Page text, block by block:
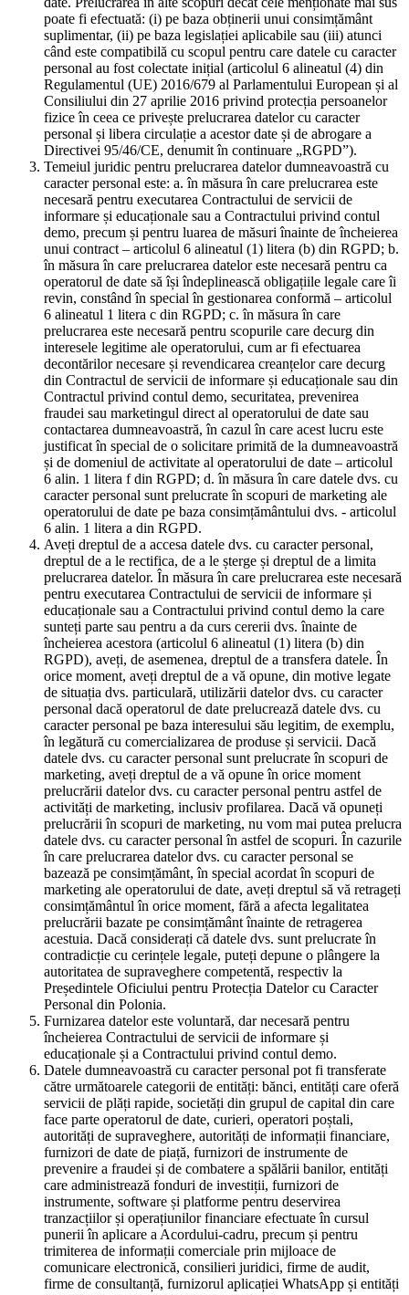
poate fi efectuată: (i) pe baza obținerii unui consimțământ
suplimentar, (ii) pe baza legislației aplicabile sau (iii) atunci
când este compatibilă cu scopul pentru care datele cu caracter
personal au fost colectate inițial (articolul 6 alineatul (4) din
Regulamentul (UE) 2016/679 al Parlamentului European și al
Consiliului din 27 aprilie 2016 privind protecția persoanelor
fizice în ceea ce privește prelucrarea datelor cu caracter
personal și libera circulație a acestor date și de abrogare a
Directivei 95/46/CE, denumit în continuare „RGPD”).
Temeiul juridic pentru prelucrarea datelor dumneavoastră cu
caracter personal este: a. în măsura în care prelucrarea este
necesară pentru executarea Contractului de servicii de
informare și educaționale sau a Contractului privind contul
demo, precum și pentru luarea de măsuri înainte de încheierea
unui contract – articolul 6 alineatul (1) litera (b) din RGPD; b.
în măsura în care prelucrarea datelor este necesară pentru ca
operatorul de date să își îndeplinească obligațiile legale care îi
revin, constând în special în gestionarea conformă – articolul
6 alineatul 1 litera c din RGPD; c. în măsura în care
prelucrarea este necesară pentru scopurile care decurg din
interesele legitime ale operatorului, cum ar fi efectuarea
decontărilor necesare și revendicarea creanțelor care decurg
din Contractul de servicii de informare și educaționale sau din
Contractul privind contul demo, securitatea, prevenirea
fraudei sau marketingul direct al operatorului de date sau
contactarea dumneavoastră, în cazul în care acest lucru este
justificat în special de o solicitare primită de la dumneavoastră
și de domeniul de activitate al operatorului de date – articolul
6 alin. 1 litera f din RGPD; d. în măsura în care datele dvs. cu
caracter personal sunt prelucrate în scopuri de marketing ale
operatorului de date pe baza consimțământului dvs. - articolul
6 alin. 1 litera a din RGPD.
Aveți dreptul de a accesa datele dvs. cu caracter personal,
dreptul de a le rectifica, de a le șterge și dreptul de a limita
prelucrarea datelor. În măsura în care prelucrarea este necesară
pentru executarea Contractului de servicii de informare și
educaționale sau a Contractului privind contul demo la care
sunteți parte sau pentru a da curs cererii dvs. înainte de
încheierea acestora (articolul 6 alineatul (1) litera (b) din
RGPD), aveți, de asemenea, dreptul de a transfera datele. În
orice moment, aveți dreptul de a vă opune, din motive legate
de situația dvs. particulară, utilizării datelor dvs. cu caracter
personal dacă operatorul de date prelucrează datele dvs. cu
caracter personal pe baza interesului său legitim, de exemplu,
în legătură cu comercializarea de produse și servicii. Dacă
datele dvs. cu caracter personal sunt prelucrate în scopuri de
marketing, aveți dreptul de a vă opune în orice moment
prelucrării datelor dvs. cu caracter personal pentru astfel de
activități de marketing, inclusiv profilarea. Dacă vă opuneți
prelucrării în scopuri de marketing, nu vom mai putea prelucra
datele dvs. cu caracter personal în astfel de scopuri. În cazurile
în care prelucrarea datelor dvs. cu caracter personal se
bazează pe consimțământ, în special acordat în scopuri de
marketing ale operatorului de date, aveți dreptul să vă retrageți
consimțământul în orice moment, fără a afecta legalitatea
prelucrării bazate pe consimțământ înainte de retragerea
acestuia. Dacă considerați că datele dvs. sunt prelucrate în
contradicție cu cerințele legale, puteți depune o plângere la
autoritatea de supraveghere competentă, respectiv la
Președintele Oficiului pentru Protecția Datelor cu Caracter
Personal din Polonia.
Furnizarea datelor este voluntară, dar necesară pentru
încheierea Contractului de servicii de informare și
educaționale și a Contractului privind contul demo.
Datele dumneavoastră cu caracter personal pot fi transferate
către următoarele categorii de entități: bănci, entități care oferă
servicii de plăți rapide, societăți din grupul de capital din care
face parte operatorul de date, curieri, operatori poștali,
autorități de supraveghere, autorități de informații financiare,
furnizori de date de piață, furnizori de instrumente de
prevenire a fraudei și de combatere a spălării banilor, entități
care administrează fonduri de investiții, furnizori de
instrumente, software și platforme pentru deservirea
tranzacțiilor și operațiunilor financiare efectuate în cursul
punerii în aplicare a Acordului-cadru, precum și pentru
trimiterea de informații comerciale prin mijloace de
comunicare electronică, consilieri juridici, firme de audit,
firme de consultanță, furnizorul aplicației WhatsApp și entități